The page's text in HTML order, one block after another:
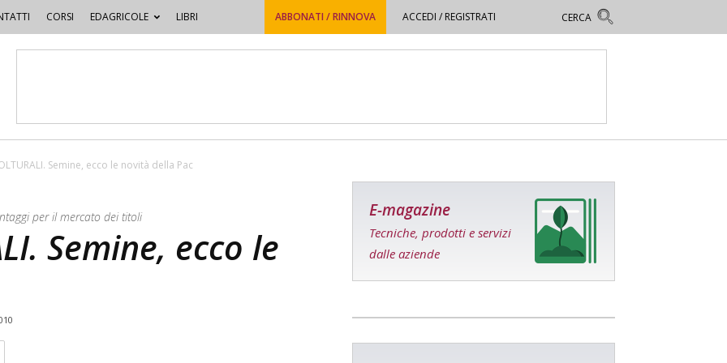
CORSI EDAGRICOLE LIBRI ABBONATI / RINNOVA ACCEDI / REGISTRATI
Semine, ecco le novità della Pac
per il mercato dei titoli
Semine, ecco le
E-magazine
Tecniche, prodotti e servizi
dalle aziende